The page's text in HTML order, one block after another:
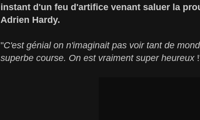
instant d'un feu d'artifice venant saluer la
Adrien Hardy.
"C'est génial on n'imaginait pas voir tant de
superbe course. On est vraiment super heureux